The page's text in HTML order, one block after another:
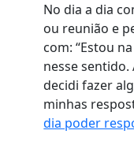
No dia a dia
ou reunião e
com: “Estou
nesse
decidi fazer
minhas
dia poder